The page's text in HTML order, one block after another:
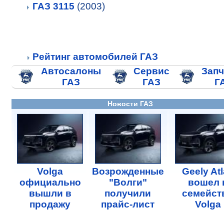
ГАЗ 3115 (2003)
Рейтинг автомобилей ГАЗ
Автосалоны
ГАЗ
Сервис
ГАЗ
Новости ГАЗ
Volga
официально
вышли в
продажу
Возрожденные
"Волги"
получили
прайс-лист
Geely
вошел
Volga